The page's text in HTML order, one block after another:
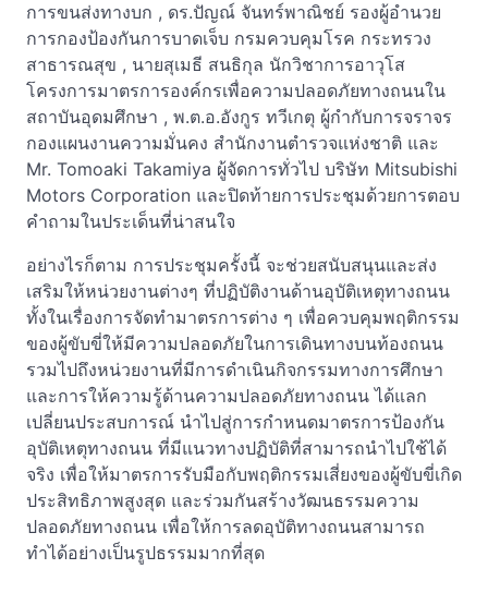
การขนส่งทางบก , ดร.ปัญณ์ จันทร์พาณิชย์ รองผู้อำนวย
การกองป้องกันการบาดเจ็บ กรมควบคุมโรค กระทรวง
สาธารณสุข , นายสุเมธี สนธิกุล นักวิชาการอาวุโส
โครงการมาตรการองค์กรเพื่อความปลอดภัยทางถนนใน
สถาบันอุดมศึกษา , พ.ต.อ.อังกูร ทวีเกตุ ผู้กำกับการจราจร
กองแผนงานความมั่นคง สำนักงานตำรวจแห่งชาติ และ
Mr. Tomoaki Takamiya ผู้จัดการทั่วไป บริษัท Mitsubishi
Motors Corporation และปิดท้ายการประชุมด้วยการตอบ
คำถามในประเด็นที่น่าสนใจ
อย่างไรก็ตาม การประชุมครั้งนี้ จะช่วยสนับสนุนและส่ง
เสริมให้หน่วยงานต่างๆ ที่ปฏิบัติงานด้านอุบัติเหตุทางถนน
ทั้งในเรื่องการจัดทำมาตรการต่าง ๆ เพื่อควบคุมพฤติกรรม
ของผู้ขับขี่ให้มีความปลอดภัยในการเดินทางบนท้องถนน
รวมไปถึงหน่วยงานที่มีการดำเนินกิจกรรมทางการศึกษา
และการให้ความรู้ด้านความปลอดภัยทางถนน ได้แลก
เปลี่ยนประสบการณ์ นำไปสู่การกำหนดมาตรการป้องกัน
อุบัติเหตุทางถนน ที่มีแนวทางปฏิบัติที่สามารถนำไปใช้ได้
จริง เพื่อให้มาตรการรับมือกับพฤติกรรมเสี่ยงของผู้ขับขี่เกิด
ประสิทธิภาพสูงสุด และร่วมกันสร้างวัฒนธรรมความ
ปลอดภัยทางถนน เพื่อให้การลดอุบัติทางถนนสามารถ
ทำได้อย่างเป็นรูปธรรมมากที่สุด